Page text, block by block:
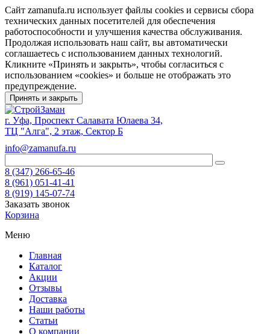
Сайт zamanufa.ru использует файлы cookies и сервисы сбора
технических данных посетителей для обеспечения
работоспособности и улучшения качества обслуживания.
Продолжая использовать наш сайт, вы автоматически
соглашаетесь с использованием данных технологий.
Кликните «Принять и закрыть», чтобы согласиться с
использованием «cookies» и больше не отображать это
предупреждение.
Принять и закрыть
г. Уфа, Проспект Салавата Юлаева 34,
ТЦ "Алга", 2 этаж, Сектор Б
info@zamanufa.ru
8 (347) 266-65-46
8 (961) 051-41-41
8 (919) 145-07-74
Заказать звонок
Корзина
Меню
Главная
Каталог
Акции
Отзывы
Доставка
Наши работы
Статьи
О компании